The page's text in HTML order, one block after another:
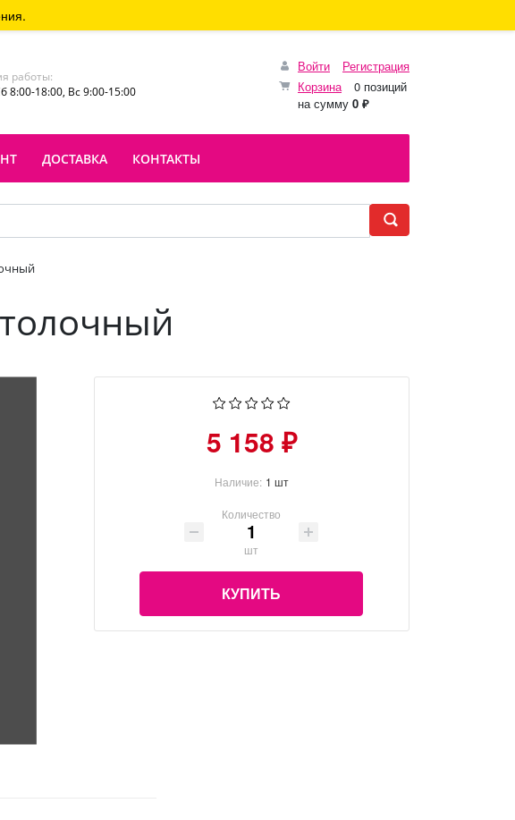
Войти
Регистрация
Корзина
0 позиций
на сумму 0 ₽
работы:
8:00-18:00, Вс 9:00-15:00
ДОСТАВКА КОНТАКТЫ
5 158 ₽
Наличие: 1 шт
Количество
шт
КУПИТЬ